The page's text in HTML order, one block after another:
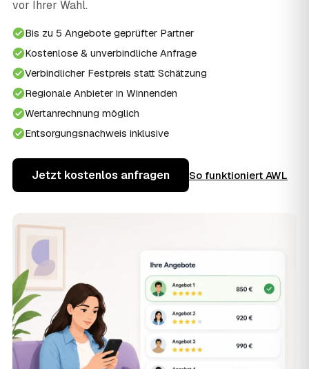
vor Ihrer Wahl.
Bis zu 5 Angebote geprüfter Partner
Kostenlose & unverbindliche Anfrage
Verbindlicher Festpreis statt Schätzung
Regionale Anbieter in Winnenden
Wertanrechnung möglich
Entsorgungsnachweis inklusive
Jetzt kostenlos anfragen So funktioniert AWL